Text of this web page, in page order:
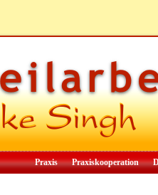
Praxis Praxiskooperation